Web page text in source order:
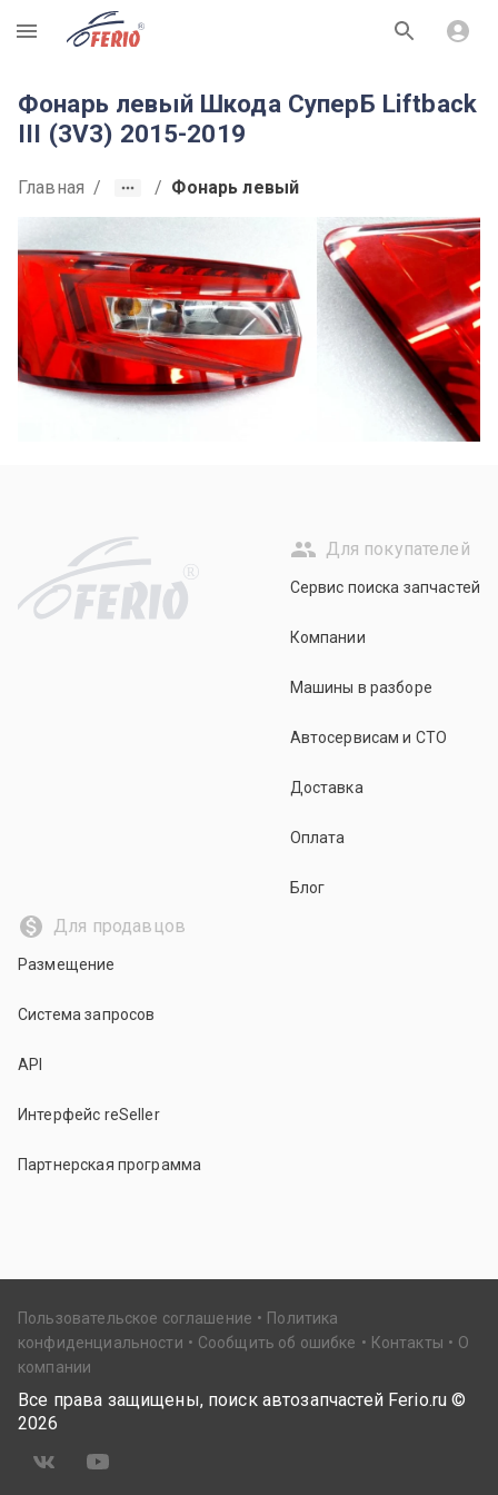
R
Фонарь левый Шкода СуперБ Liftback
III (3V3) 2015-2019
Главная / / Фонарь левый
R
Для покупателей
Сервис поиска запчастей
Компании
Машины в разборе
Автосервисам и СТО
Доставка
Оплата
Блог
Для продавцов
Размещение
Система запросов
API
Интерфейс reSeller
Партнерская программа
Пользовательское соглашение
Политика
конфиденциальности
Сообщить об ошибке Контакты
О
компании
Все права защищены, поиск автозапчастей Ferio.ru ©
2026